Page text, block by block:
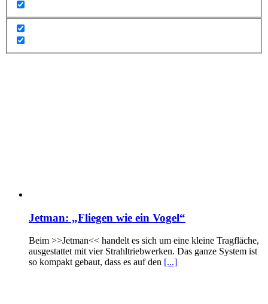
Jetman: „Fliegen wie ein Vogel“
Beim >>Jetman<< handelt es sich um eine kleine Tragfläche,
ausgestattet mit vier Strahltriebwerken. Das ganze System ist
so kompakt gebaut, dass es auf den [...]